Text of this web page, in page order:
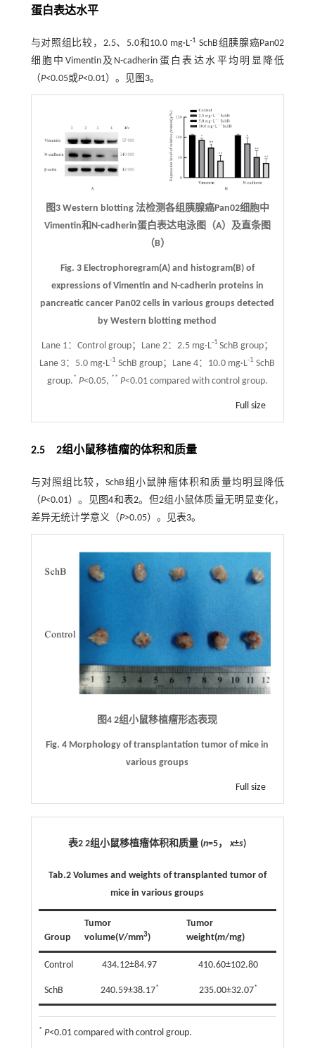
蛋白表达水平
与对照组比较，2.5、5.0和10.0 mg·L-1 SchB组胰腺癌Pan02
细胞中Vimentin及N-cadherin蛋白表达水平均明显降低
（P<0.05或P<0.01）。见图3。
图3 Western blotting 法检测各组胰腺癌Pan02细胞中
Vimentin和N-cadherin蛋白表达电泳图（A）及直条图
（B）
Fig. 3 Electrophoregram(A) and histogram(B) of
expressions of Vimentin and N-cadherin proteins in
pancreatic cancer Pan02 cells in various groups detected
by Western blotting method
Lane 1：Control group；Lane 2：2.5 mg·L-1 SchB group；
Lane 3：5.0 mg·L-1 SchB group；Lane 4：10.0 mg·L-1 SchB
group.* P<0.05, ** P<0.01 compared with control group.
Full size
2.5 2组小鼠移植瘤的体积和质量
与对照组比较，SchB组小鼠肿瘤体积和质量均明显降低
（P<0.01）。见图4和表2。但2组小鼠体质量无明显变化，
差异无统计学意义（P>0.05）。见表3。
图4 2组小鼠移植瘤形态表现
Fig. 4 Morphology of transplantation tumor of mice in
various groups
Full size
表2 2组小鼠移植瘤体积和质量 (n=5，x±s)
Tab.2 Volumes and weights of transplanted tumor of
mice in various groups
Group
Tumor
volume(V/mm3)
Tumor
weight(m/mg)
Control 434.12±84.97 410.60±102.80
SchB 240.59±38.17* 235.00±32.07*
* P<0.01 compared with control group.